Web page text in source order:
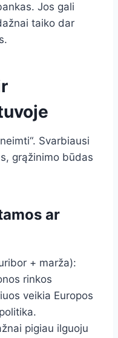
Jos gali
taiko dar
Svarbiausi
grąžinimo būdas
ar
+ marža):
rinkos
veikia Europos
pigiau ilguoju